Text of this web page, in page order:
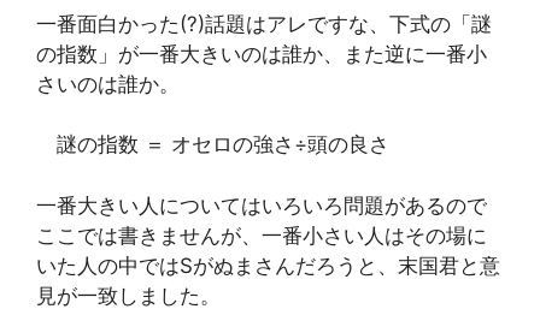
一番面白かった(?)話題はアレですな、下式の「謎
の指数」が一番大きいのは誰か、また逆に一番小
さいのは誰か。
謎の指数 ＝ オセロの強さ÷頭の良さ
一番大きい人についてはいろいろ問題があるので
ここでは書きませんが、一番小さい人はその場に
いた人の中ではSがぬまさんだろうと、末国君と意
見が一致しました。